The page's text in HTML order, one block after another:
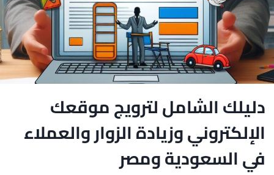
دليلك الشامل لترويج موقعك
الإلكتروني وزيادة الزوار والعملاء
في السعودية ومصر